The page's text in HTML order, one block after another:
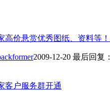
高价悬赏优秀图纸、资料等！
2009-12-20 最后回复：
客户服务群开通